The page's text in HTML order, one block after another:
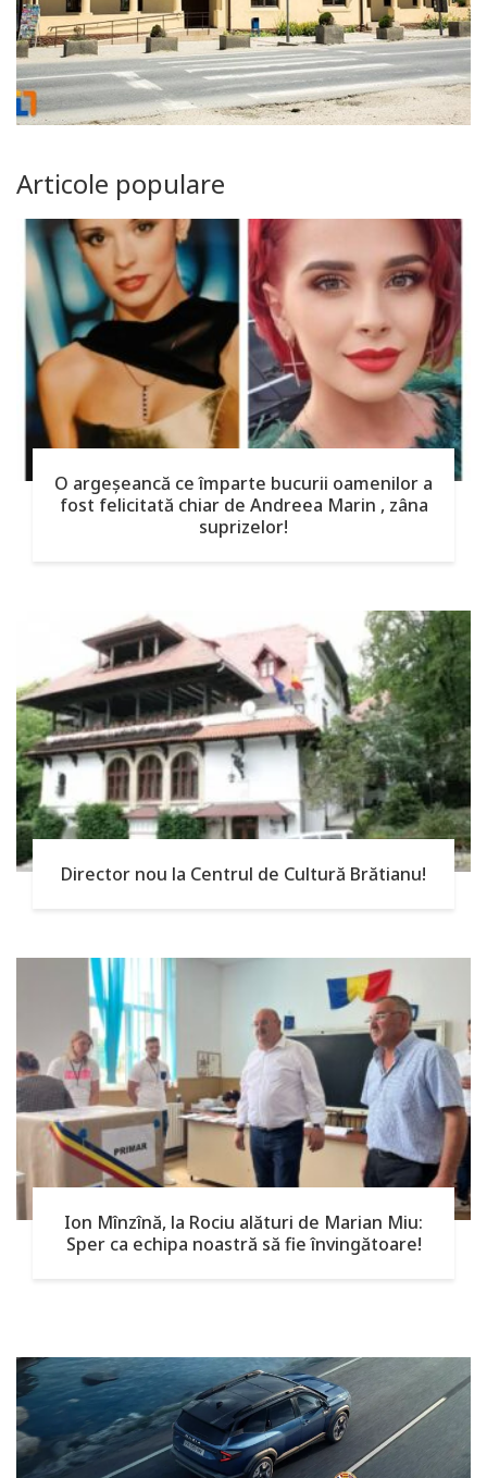
Articole populare
O argeşeancă ce împarte bucurii oamenilor a
fost felicitată chiar de Andreea Marin , zâna
suprizelor!
Director nou la Centrul de Cultură Brătianu!
Ion Mînzînă, la Rociu alături de Marian Miu:
Sper ca echipa noastră să fie învingătoare!